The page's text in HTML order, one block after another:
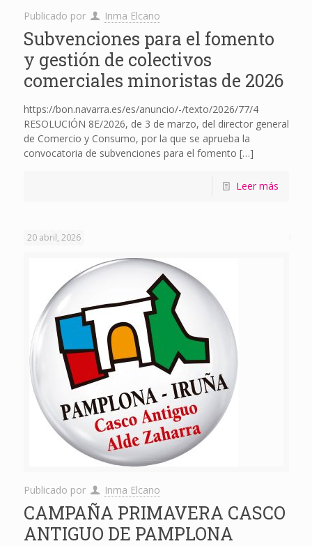
Publicado por Inma Elcano
Subvenciones para el fomento
y gestión de colectivos
comerciales minoristas de 2026
https://bon.navarra.es/es/anuncio/-/texto/2026/77/4
RESOLUCIÓN 8E/2026, de 3 de marzo, del director general
de Comercio y Consumo, por la que se aprueba la
convocatoria de subvenciones para el fomento […]
Leer más
20 abril, 2026
Publicado por Inma Elcano
CAMPAÑA PRIMAVERA CASCO
ANTIGUO DE PAMPLONA